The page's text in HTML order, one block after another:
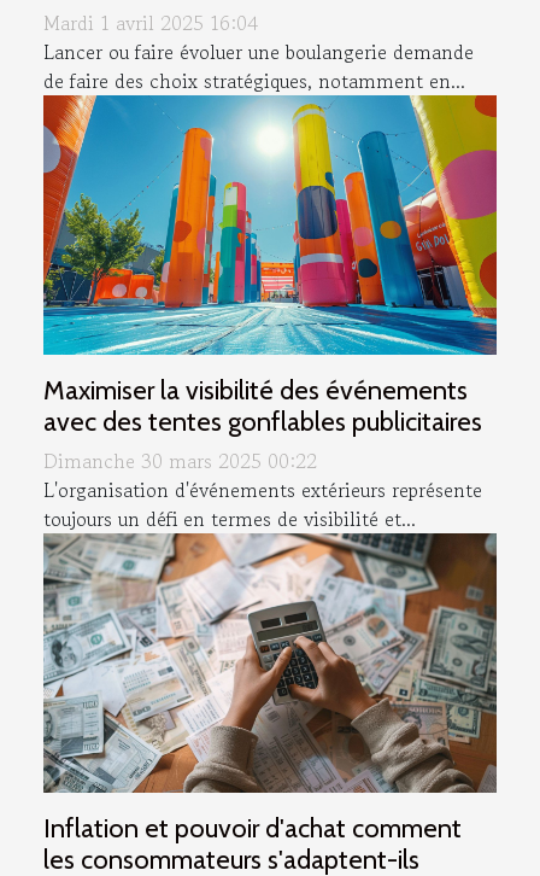
Mardi 1 avril 2025 16:04
Lancer ou faire évoluer une boulangerie demande
de faire des choix stratégiques, notamment en...
Maximiser la visibilité des événements
avec des tentes gonflables publicitaires
Dimanche 30 mars 2025 00:22
L'organisation d'événements extérieurs représente
toujours un défi en termes de visibilité et...
Inflation et pouvoir d'achat comment
les consommateurs s'adaptent-ils